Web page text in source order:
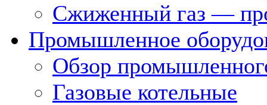
Сжиженный газ —
Промышленное
Обзор
Газовые котельные